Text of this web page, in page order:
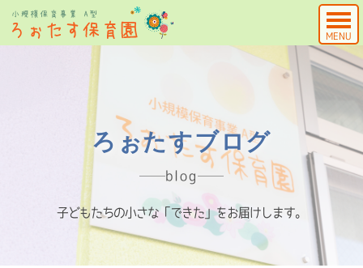
MENU
ろぉたすブログ
blog
子どもたちの小さな「できた」をお届けします。